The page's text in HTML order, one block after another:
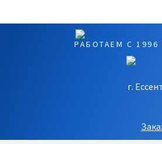
РАБОТАЕМ С 1996
г.